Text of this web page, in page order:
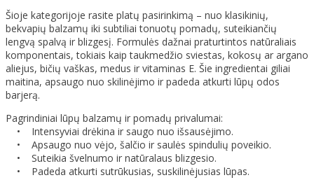
Šioje kategorijoje rasite platų pasirinkimą – nuo klasikinių,
bekvapių balzamų iki subtiliai tonuotų pomadų, suteikiančių
lengvą spalvą ir blizgesį. Formulės dažnai praturtintos natūraliais
komponentais, tokiais kaip taukmedžio sviestas, kokosų ar argano
aliejus, bičių vaškas, medus ir vitaminas E. Šie ingredientai giliai
maitina, apsaugo nuo skilinėjimo ir padeda atkurti lūpų odos
barjerą.
Pagrindiniai lūpų balzamų ir pomadų privalumai:
• Intensyviai drėkina ir saugo nuo išsausėjimo.
• Apsaugo nuo vėjo, šalčio ir saulės spindulių poveikio.
• Suteikia švelnumo ir natūralaus blizgesio.
• Padeda atkurti sutrūkusias, suskilinėjusias lūpas.